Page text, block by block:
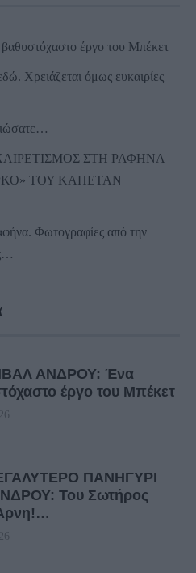
έργο του Μπέκετ
Χρειάζεται όμως ευκαιρίες
ΣΤΗ ΡΑΦΗΝΑ
ΤΟΥ ΚΑΠΕΤΑΝ
Φωτογραφίες από την
ΑΝΔΡΟΥ: Ένα
έργο του Μπέκετ
ΠΑΝΗΓΥΡΙ
Του Σωτήρος